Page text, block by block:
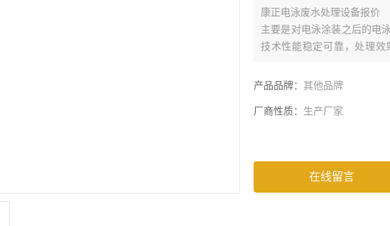
康正电泳废水处理设备报价
主要是对电泳涂装之后的电
技术性能稳定可靠，处理
产品品牌： 其他品牌
厂商性质： 生产厂家
在线留言